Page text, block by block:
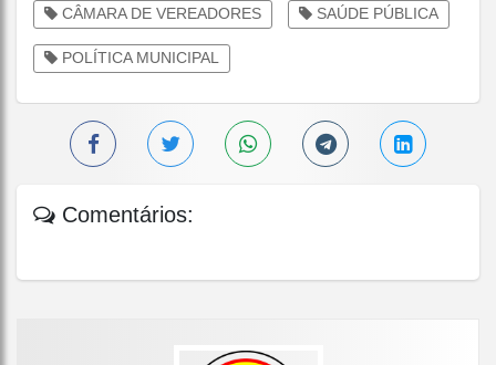
CÂMARA DE VEREADORES SAÚDE PÚBLICA
POLÍTICA MUNICIPAL
Comentários: